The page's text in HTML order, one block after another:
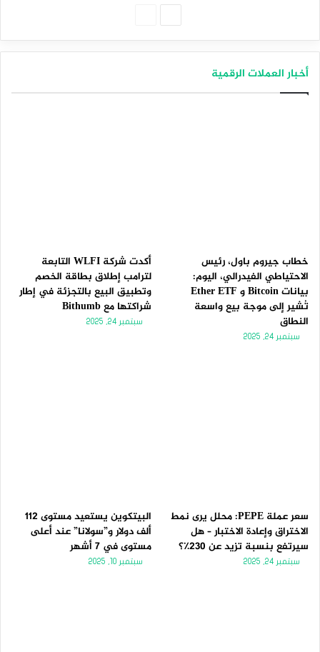
أخبار العملات الرقمية
خطاب جيروم باول، رئيس
الاحتياطي الفيدرالي، اليوم:
بيانات Bitcoin و Ether ETF
تُشير إلى موجة بيع واسعة
النطاق
سبتمبر 24, 2025
أكدت شركة WLFI التابعة
لترامب إطلاق بطاقة الخصم
وتطبيق البيع بالتجزئة في إطار
شراكتها مع Bithumb
سبتمبر 24, 2025
سعر عملة PEPE: محلل يرى نمط
الاختراق وإعادة الاختبار – هل
سيرتفع بنسبة تزيد عن 230٪؟
سبتمبر 24, 2025
البيتكوين يستعيد مستوى 112
ألف دولار و”سولانا” عند أعلى
مستوى في 7 أشهر
سبتمبر 10, 2025